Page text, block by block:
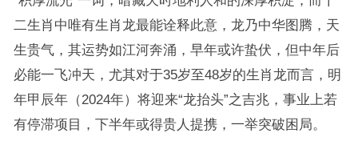
二生肖中唯有生肖龙最能诠释此意，龙乃中华图腾，天
生贵气，其运势如江河奔涌，早年或许蛰伏，但中年后
必能一飞冲天，尤其对于35岁至48岁的生肖龙而言，明
年甲辰年（2024年）将迎来“龙抬头”之吉兆，事业上若
有停滞项目，下半年或得贵人提携，一举突破困局。